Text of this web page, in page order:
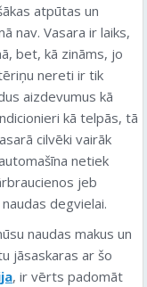
atpūtas un
nav. Vasara ir laiks,
bet, kā zināms, jo
nereti ir tik
aizdevumus kā
kā telpās, tā
cilvēki vairāk
netiek
jeb
degvielai.
naudas makus un
jāsaskaras ar šo
, ir vērts padomāt